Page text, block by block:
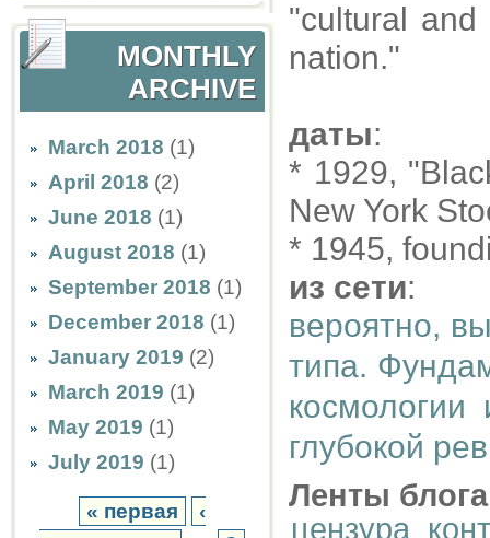
MONTHLY
ARCHIVE
March 2018 (1)
April 2018 (2)
June 2018 (1)
August 2018 (1)
September 2018 (1)
December 2018 (1)
January 2019 (2)
March 2019 (1)
May 2019 (1)
July 2019 (1)
« первая
‹
"cultural and
nation."
даты:
* 1929,
New York
* 1945,
из сети:
вероятно,
типа.
космологии
глубокой
Ленты